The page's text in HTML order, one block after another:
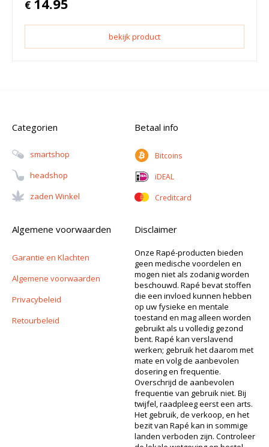
€
bekijk product
Categorien
Smartshop
Headshop
Zaden Winkel
Betaal info
Bitcoins
iDEAL
Creditcard
Algemene voorwaarden
Garantie en Klachten
Algemene voorwaarden
Privacybeleid
Retourbeleid
Disclaimer
Onze Rapé-producten bieden
geen medische voordelen en
mogen niet als zodanig worden
beschouwd. Rapé bevat stoffen
die een invloed kunnen hebben
op uw fysieke en mentale
toestand en mag alleen worden
gebruikt als u volledig gezond
bent. Rapé kan verslavend
werken; gebruik het daarom met
mate en volg de aanbevolen
dosering en frequentie.
Overschrijd de aanbevolen
frequentie van gebruik niet. Bij
twijfel, raadpleeg eerst een arts.
Het gebruik, de verkoop, en het
bezit van Rapé kan in sommige
landen verboden zijn. Controleer